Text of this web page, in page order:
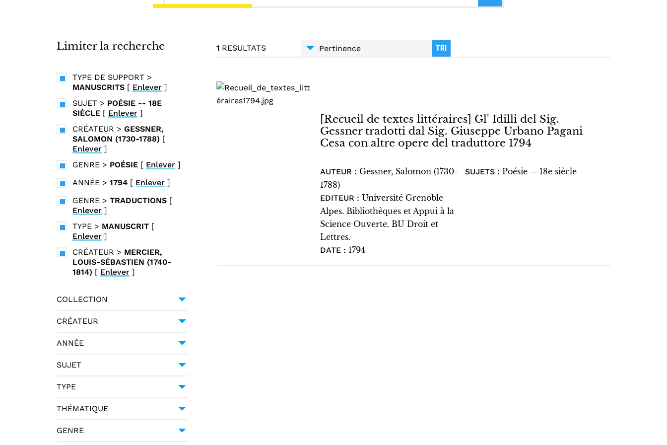
Limiter la recherche
TYPE DE SUPPORT >
MANUSCRITS [ Enlever ]
SUJET > POÉSIE -- 18E
SIÈCLE [ Enlever ]
CRÉATEUR > GESSNER,
SALOMON (1730-1788) [
Enlever ]
GENRE > POÉSIE [ Enlever ]
ANNÉE > 1794 [ Enlever ]
GENRE > TRADUCTIONS [
Enlever ]
TYPE > MANUSCRIT [
Enlever ]
CRÉATEUR > MERCIER,
LOUIS-SÉBASTIEN (1740-
1814) [ Enlever ]
COLLECTION
ALPES
CRÉATEUR
GESSNER, SALOMON (1730-
1788)
HALLER, ALBRECHT VON
MERCIER, LOUIS-SÉBASTIEN
PAGANI CESA, GIUSEPPE
ANNÉE
SUJET
TYPE
THÉMATIQUE
GENRE
1 RESULTATS TRI
[Recueil de textes littéraires] Gl' Idilli del Sig.
Gessner tradotti dal Sig. Giuseppe Urbano Pagani
Cesa con altre opere del traduttore 1794
AUTEUR : Gessner, Salomon (1730-
1788)
EDITEUR :Université Grenoble
Alpes. Bibliothèques et Appui à la
Science Ouverte. BU Droit et
Lettres.
DATE : 1794
SUJETS : Poésie -- 18e siècle